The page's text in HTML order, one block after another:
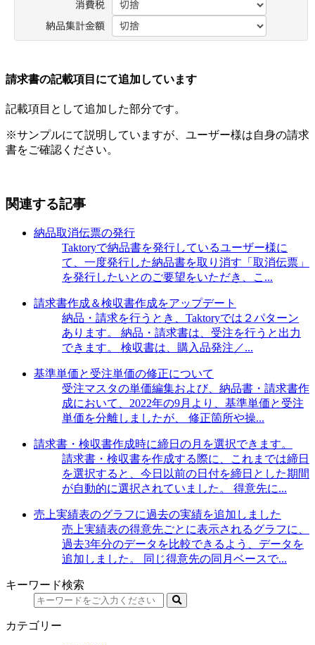
請求書の記載項目にて追加しています
記載項目として追加した部分です。
※サンプルにて説明していますが、ユーザー様は自身の請求
書をご確認ください。
関連する記事
納品取消伝票の発行
Taktoryで納品書を発行しているユーザー様に
て、一度発行した納品書を取り消す「取消伝票」
を発行したいとのご要望をいただき、こ...
請求書作成＆検収書作成をアップデート
納品・請求を行うとき、Taktoryでは２パターン
あります。 納品・請求書は、受注を行うと出力
できます。 検収書は、購入品発注／...
基準単価と受注単価の修正について
受注マスタの単価編集および、納品書・請求書作
成において、2022年の9月より、基準単価と受注
単価を分離しましたが、 修正箇所や操...
請求書・検収書作成時に締日の月を選択できます。
請求書・検収書を作成する際に、これまでは締日
を選択すると、今日以前の日付を締日とした期間
が自動的に選択されていました。 得意先に...
売上実績表のグラフに過去の実績を追加しました
売上実績表の得意先ごとに表示されるグラフに、
過去3年分のデータを比較できるよう、データを
追加しました。 同じ得意先の同月ベースで...
キーワード検索
カテゴリー